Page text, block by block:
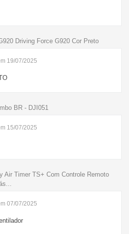
Driving Force G920 Cor Preto
19/07/2025
BR - DJI051
15/07/2025
Air Timer TS+ Com Controle Remoto
07/07/2025